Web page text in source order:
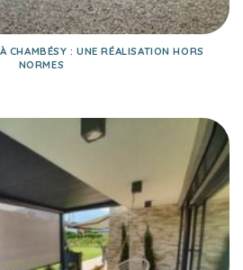
CHAMBÉSY : UNE RÉALISATION HORS
NORMES